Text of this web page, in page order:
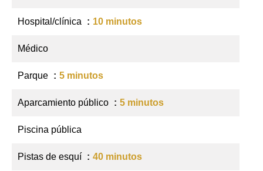
Hospital/clínica 10 minutos
Médico
Parque 5 minutos
Aparcamiento público 5 minutos
Piscina pública
Pistas de esquí 40 minutos